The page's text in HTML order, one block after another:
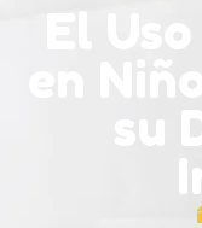
El
en